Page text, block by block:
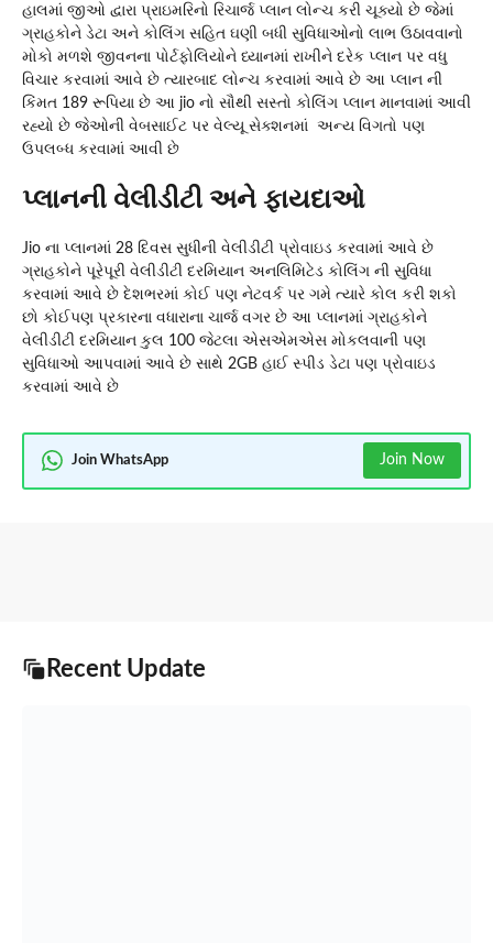
હાલમાં જીઓ દ્વારા પ્રાઇમરિનો રિચાર્જ પ્લાન લોન્ચ કરી ચૂક્યો છે જેમાં
ગ્રાહકોને ડેટા અને કોલિંગ સહિત ઘણી બધી સુવિધાઓનો લાભ ઉઠાવવાનો
મોકો મળશે જીવનના પોર્ટફોલિયોને ધ્યાનમાં રાખીને દરેક પ્લાન પર વધુ
વિચાર કરવામાં આવે છે ત્યારબાદ લોન્ચ કરવામાં આવે છે આ પ્લાન ની
કિંમત 189 રૂપિયા છે આ jio નો સૌથી સસ્તો કોલિંગ પ્લાન માનવામાં આવી
રહ્યો છે જેઓની વેબસાઈટ પર વેલ્યૂ સેક્શનમાં અન્ય વિગતો પણ
ઉપલબ્ધ કરવામાં આવી છે
પ્લાનની વેલીડીટી અને ફાયદાઓ
Jio ના પ્લાનમાં 28 દિવસ સુધીની વેલીડીટી પ્રોવાઇડ કરવામાં આવે છે
ગ્રાહકોને પૂરેપૂરી વેલીડીટી દરમિયાન અનલિમિટેડ કોલિંગ ની સુવિધા
કરવામાં આવે છે દેશભરમાં કોઈ પણ નેટવર્ક પર ગમે ત્યારે કોલ કરી શકો
છો કોઈપણ પ્રકારના વધારાના ચાર્જ વગર છે આ પ્લાનમાં ગ્રાહકોને
વેલીડીટી દરમિયાન કુલ 100 જેટલા એસએમએસ મોકલવાની પણ
સુવિધાઓ આપવામાં આવે છે સાથે 2GB હાઈ સ્પીડ ડેટા પણ પ્રોવાઇડ
કરવામાં આવે છે
Join WhatsApp Join Now
Recent Update